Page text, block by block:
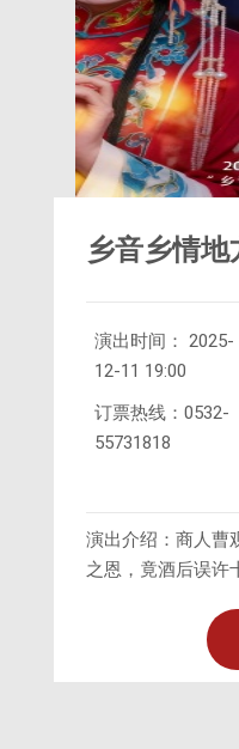
乡音乡情
玉蝉》
演出时间： 2025-
12-11 19:00
订票热线：0532-
55731818
演出介绍：商人曹
之恩，竟酒后误许
沈父母亡故，临终
因负疚而痛不欲生